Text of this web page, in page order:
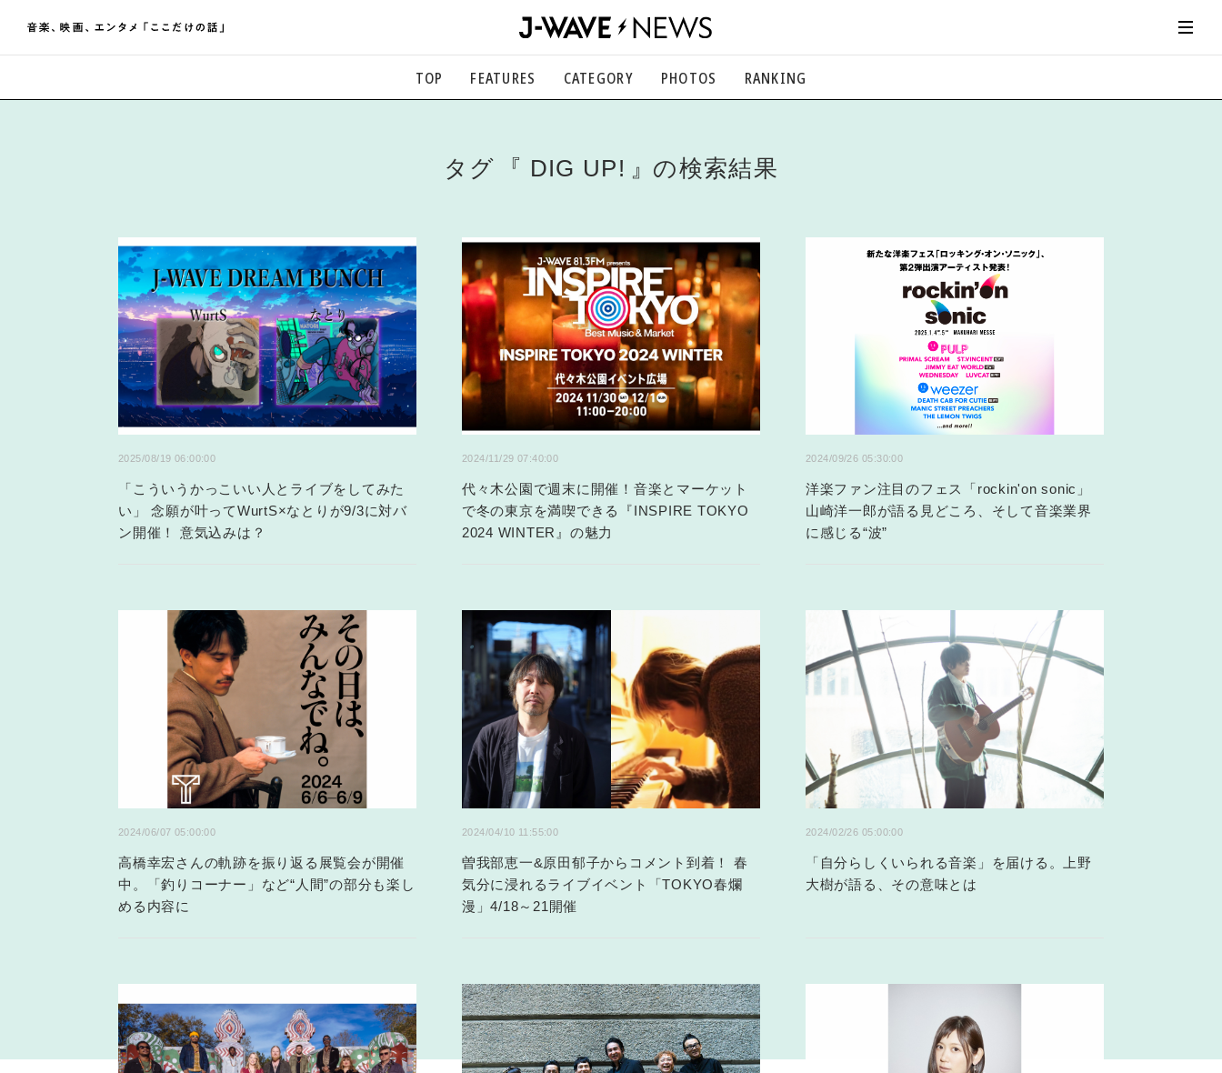
TOP FEATURES CATEGORY
映画、芸能、舞台、スポーツなど
ライフスタイル
食、健康、美容…暮らし豊かに
社会
国内、海外の気になるトピック
PHOTOS RANKING
タグ DIG UP! の検索結果
2025/08/19 06:00:00
「こういうかっこいい人とライブをしてみた
い」 念願が叶ってWurtS×なとりが9/3に対バ
ン開催！ 意気込みは？
2024/11/29 07:40:00
代々木公園で週末に開催！音楽とマーケット
で冬の東京を満喫できる『INSPIRE TOKYO
2024 WINTER』の魅力
2024/09/26 05:30:00
洋楽ファン注目のフェス「rockin'on sonic」
山崎洋一郎が語る見どころ、そして音楽業界
に感じる“波”
2024/06/07 05:00:00
高橋幸宏さんの軌跡を振り返る展覧会が開催
中。「釣りコーナー」など“人間”の部分も楽し
める内容に
2024/04/10 11:55:00
曽我部恵一&原田郁子からコメント到着！ 春
気分に浸れるライブイベント「TOKYO春爛
漫」4/18～21開催
2024/02/26 05:00:00
「自分らしくいられる音楽」を届ける。上野
大樹が語る、その意味とは